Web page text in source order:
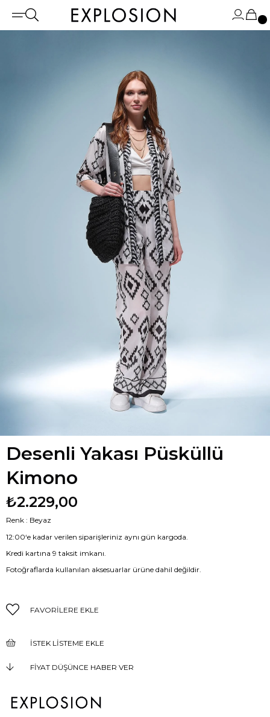
Desenli Yakası Püsküllü
Kimono
₺2.229,00
Renk : Beyaz
12:00‘e kadar verilen siparişleriniz aynı gün kargoda.
Kredi kartına 9 taksit imkanı.
Fotoğraflarda kullanılan aksesuarlar ürüne dahil değildir.
FAVORILERE EKLE
İSTEK LISTEME EKLE
FIYAT DÜŞÜNCE HABER VER